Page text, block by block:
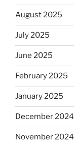
August 2025
July 2025
June 2025
February 2025
January 2025
December 2024
November 2024